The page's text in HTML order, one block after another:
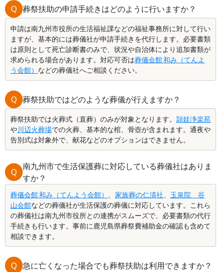
Q 葬祭扶助の申請手続きはどのように行いますか？
申請は南九州市役所の生活福祉課などの福祉事務所に対して行い
ますが、基本的には葬儀社が申請手続きを代行します。必要書類
は原則として死亡診断書のみで、状況や自治体により追加書類が
求められる場合があります。対応可否は葬儀会館 和み（てんよ
う会館） などの葬儀社へご相談ください。
Q 葬祭扶助ではどのような葬儀が行えますか？
葬祭扶助では火葬式（直葬）のみが対象となります。 頴娃浄楽苑
や川辺火葬場での火葬、基本的な棺、骨壺が含まれます。通夜や
告別式は対象外で、献花などのオプションはできません。
Q
南九州市で生活保護葬に対応している葬儀社はありま
すか？
葬儀会館 和み（てんよう会館） 、 家族葬の仁清社、 玉泉院 谷
山会館などの葬儀社が生活保護の葬儀に対応しています。これら
の葬儀社は南九州市役所との連携がスムーズで、必要書類の代行
手続きも行います。事前に鹿児島県葬祭費補助金の確認も含めて
相談できます。
Q 急に亡くなった場合でも葬祭扶助は利用できますか？